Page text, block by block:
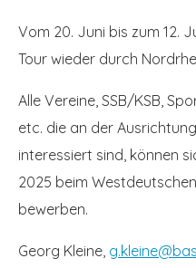
Vom 20. Juni bis zum 12.
Tour wieder durch
Alle Vereine, SSB/KSB,
etc. die an der
interessiert sind, können
2025 beim
bewerben.
Georg Kleine,